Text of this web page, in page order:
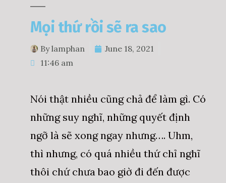
Mọi thứ rồi sẽ ra sao
Bylamphan
June 18, 2021
11:46 am
Nói thật nhiều cũng chả để làm gì. Có
những suy nghĩ, những quyết định
ngỡ là sẽ xong ngay nhưng…. Uhm,
thì nhưng, có quá nhiều thứ chỉ nghĩ
thôi chứ chưa bao giờ đi đến được